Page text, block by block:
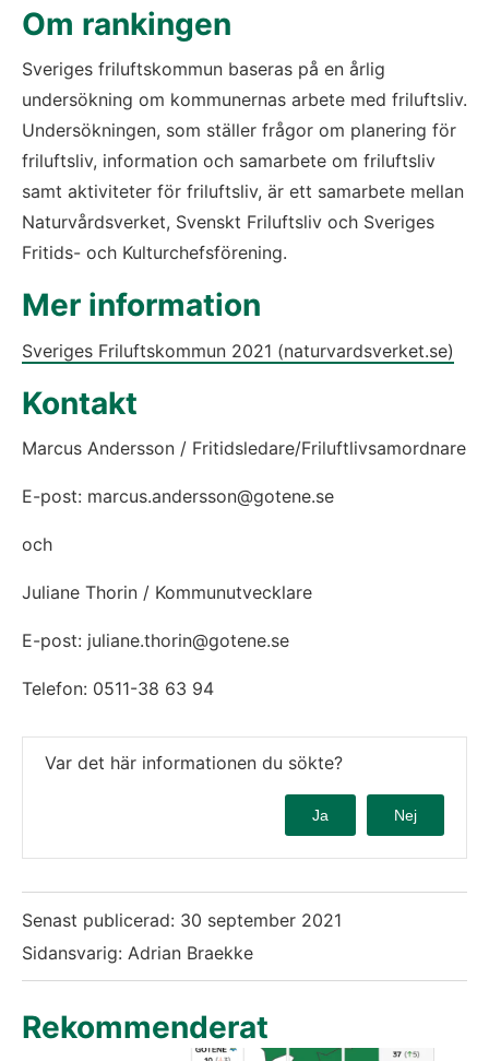
Om rankingen
Sveriges friluftskommun baseras på en årlig
undersökning om kommunernas arbete med friluftsliv.
Undersökningen, som ställer frågor om planering för
friluftsliv, information och samarbete om friluftsliv
samt aktiviteter för friluftsliv, är ett samarbete mellan
Naturvårdsverket, Svenskt Friluftsliv och Sveriges
Fritids- och Kulturchefsförening.
Mer information
Sveriges Friluftskommun 2021 (naturvardsverket.se)
Kontakt
Marcus Andersson / Fritidsledare/Friluftlivsamordnare
E-post: marcus.andersson@gotene.se
och
Juliane Thorin / Kommunutvecklare
E-post: juliane.thorin@gotene.se
Telefon: 0511-38 63 94
Var det här informationen du sökte?
Ja Nej
Senast publicerad: 30 september 2021
Sidansvarig: Adrian Braekke
Rekommenderat